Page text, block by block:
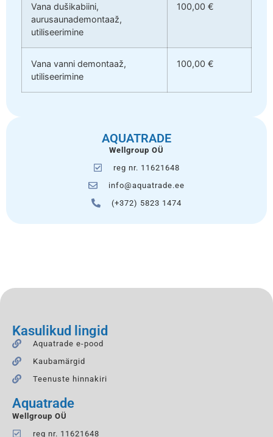
Vana dušikabiini,
aurusaunademontaaž,
utiliseerimine
100,00 €
Vana vanni demontaaž,
utiliseerimine
100,00 €
AQUATRADE
Wellgroup OÜ
reg nr. 11621648
info@aquatrade.ee
(+372) 5823 1474
Kasulikud lingid
Aquatrade e-pood
Kaubamärgid
Teenuste hinnakiri
Aquatrade
Wellgroup OÜ
reg nr. 11621648